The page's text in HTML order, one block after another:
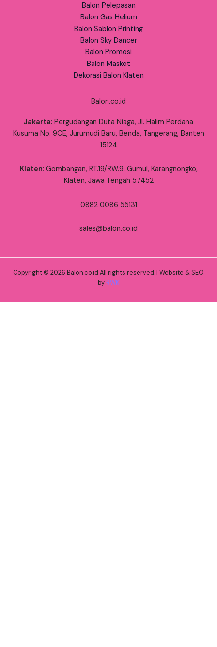
Balon Pelepasan
Balon Gas Helium
Balon Sablon Printing
Balon Sky Dancer
Balon Promosi
Balon Maskot
Dekorasi Balon Klaten
Balon.co.id
Jakarta: Pergudangan Duta Niaga, Jl. Halim Perdana
Kusuma No. 9CE, Jurumudi Baru, Benda, Tangerang, Banten
15124
Klaten: Gombangan, RT.19/RW.9, Gumul, Karangnongko,
Klaten, Jawa Tengah 57452
0882 0086 55131
sales@balon.co.id
Copyright © 2026 Balon.co.id All rights reserved. | Website & SEO
by RWK